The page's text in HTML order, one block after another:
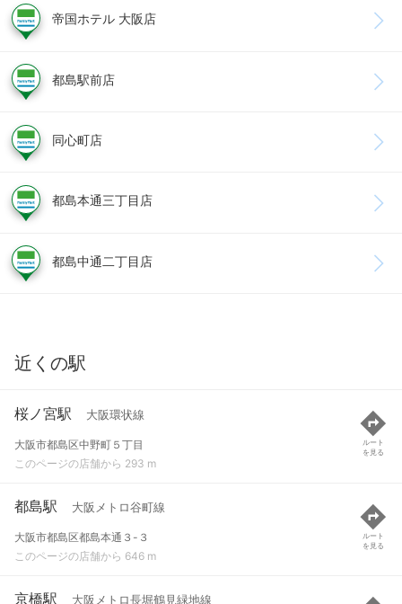
帝国ホテル 大阪店
都島駅前店
同心町店
都島本通三丁目店
都島中通二丁目店
近くの駅
桜ノ宮駅 大阪環状線
大阪市都島区中野町５丁目
このページの店舗から 293 m
ルート
を見る
都島駅 大阪メトロ谷町線
大阪市都島区都島本通３-３
このページの店舗から 646 m
ルート
を見る
京橋駅 大阪メトロ長堀鶴見緑地線